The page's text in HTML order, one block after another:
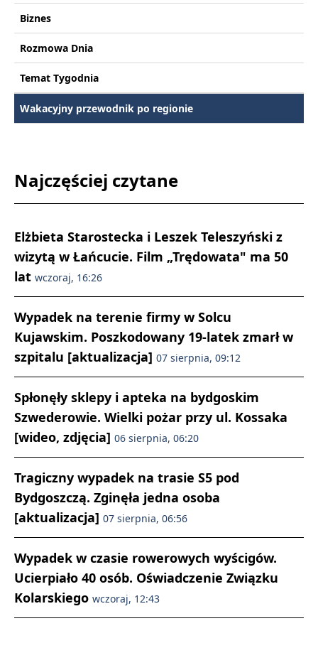
Biznes
Rozmowa Dnia
Temat Tygodnia
Wakacyjny przewodnik po regionie
Najczęściej czytane
Elżbieta Starostecka i Leszek Teleszyński z
wizytą w Łańcucie. Film „Trędowata" ma 50
lat wczoraj, 16:26
Wypadek na terenie firmy w Solcu
Kujawskim. Poszkodowany 19-latek zmarł w
szpitalu [aktualizacja] 07 sierpnia, 09:12
Spłonęły sklepy i apteka na bydgoskim
Szwederowie. Wielki pożar przy ul. Kossaka
[wideo, zdjęcia] 06 sierpnia, 06:20
Tragiczny wypadek na trasie S5 pod
Bydgoszczą. Zginęła jedna osoba
[aktualizacja] 07 sierpnia, 06:56
Wypadek w czasie rowerowych wyścigów.
Ucierpiało 40 osób. Oświadczenie Związku
Kolarskiego wczoraj, 12:43